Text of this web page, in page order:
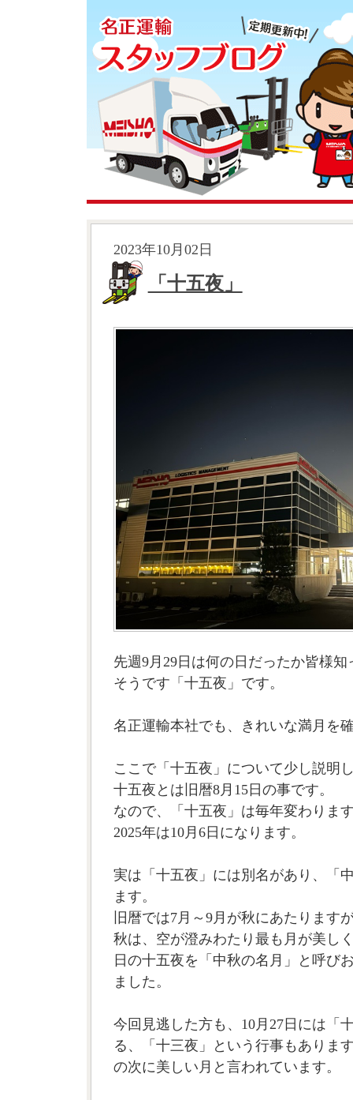
2023年10月02日
「十五夜」
先週9月29日は何の日だったか皆様
そうです「十五夜」です。
名正運輸本社でも、きれいな満月を
ここで「十五夜」について少し説明
十五夜とは旧暦8月15日の事です。
なので、「十五夜」は毎年変わりま
2025年は10月6日になります。
実は「十五夜」には別名があり、「
ます。
旧暦では7月～9月が秋にあたります
秋は、空が澄みわたり最も月が美し
日の十五夜を「中秋の名月」と呼び
ました。
今回見逃した方も、10月27日には「
る、「十三夜」という行事もありま
の次に美しい月と言われています。